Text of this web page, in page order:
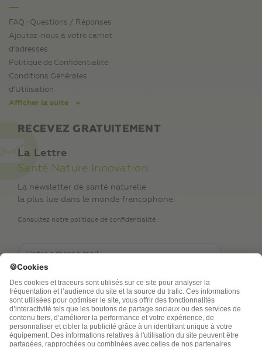
FAQ : Questions / Réponses
Ajoutez-nous à votre carnet
d’adresses
Politique de Confidentialité
Conditions Générales
d’Utilisation
Afficher la suite
RECEVEZ GRATUITEMENT
La Lettre
Santé Nature Innovation
La newsletter de santé naturelle
la plus lue dans le monde francophone.
Consultez notre politique de confidentialité
TSA Publications SA collecte mes nom, prénom,
adresse de messagerie électronique et numéro de
téléphone afin de répondre aux demandes de
renseignements. Ce traitement est nécessaire à